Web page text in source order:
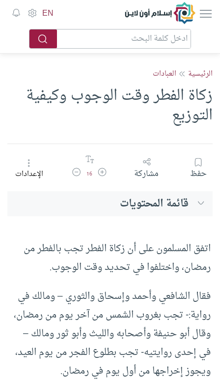
إسلام أون لاين EN
الرئيسية العبادات
زكاة الفطر وقت الوجوب وكيفية
التوزيع
حفظ مشاركة زيادة حجم الخط
16 تقليل حجم الخطالإعدادات
قائمة المحتويات
اتفق المسلمون على أن زكاة الفطر تجب بالفطر من
رمضان، واختلفوا في تحديد وقت الوجوب.
فقال الشافعي وأحمد وإسحاق والثوري – ومالك في
رواية:- تجب بغروب الشمس من آخر يوم من رمضان،
وقال أبو حنيفة وأصحابه والليث وأبو ثور ومالك –
في إحدى روايتيه- تجب بطلوع الفجر من يوم العيد،
ويجوز إخراجها من أول يوم في رمضان.